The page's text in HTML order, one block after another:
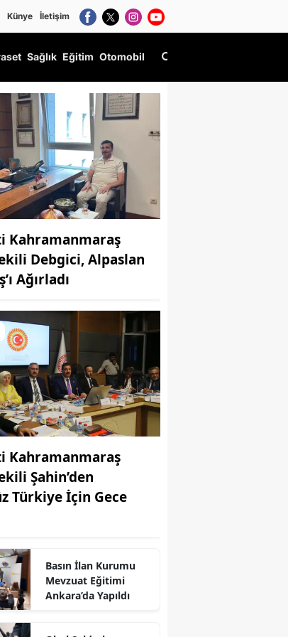
Künye İletişim
Sağlık Eğitim Otomobil
Kahramanmaraş
Debgici, Alpaslan
Ağırladı
Kahramanmaraş
Şahin’den
Türkiye İçin Gece
Basın İlan Kurumu
Mevzuat Eğitimi
Ankara’da Yapıldı